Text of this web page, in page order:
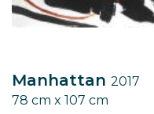
Manhattan 2017
78 cm x 107 cm